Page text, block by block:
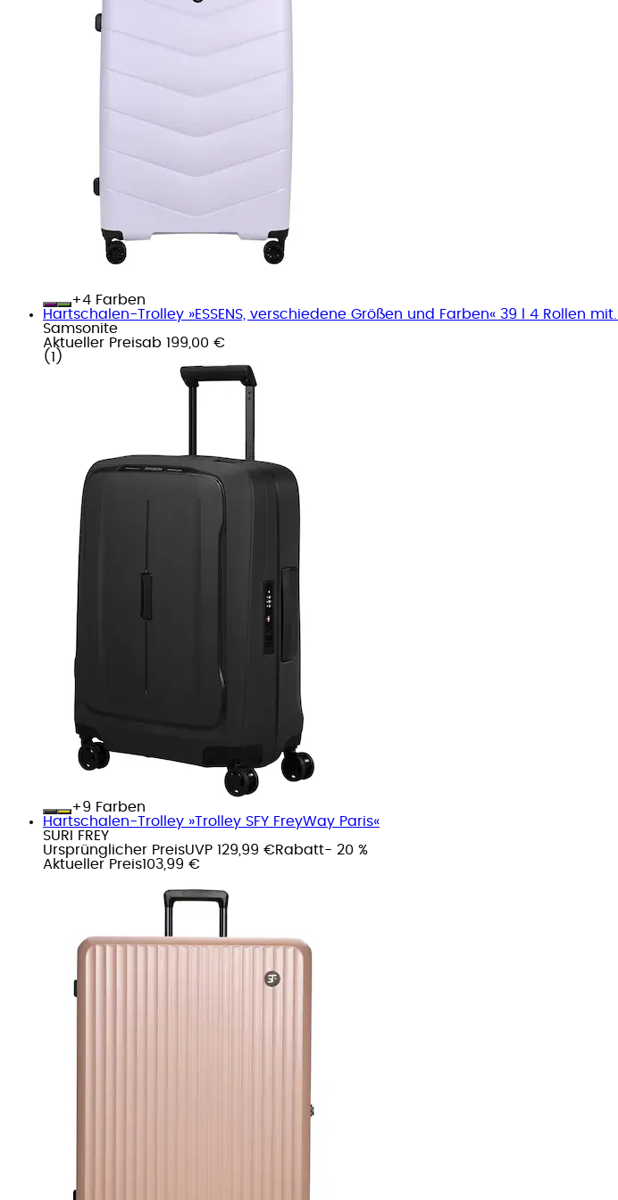
+
Farben
Hartschalen-Trolley »ESSENS, verschiedene Größen und Farben« 39 l 4 Rollen mit...
Samsonite
Aktueller Preisab 199,00 €
( 1 )
+
Farben
Hartschalen-Trolley »Trolley SFY FreyWay Paris«
SURI FREY
Ursprünglicher PreisUVP 129,99 €Rabatt- 20 %
Aktueller Preis103,99 €